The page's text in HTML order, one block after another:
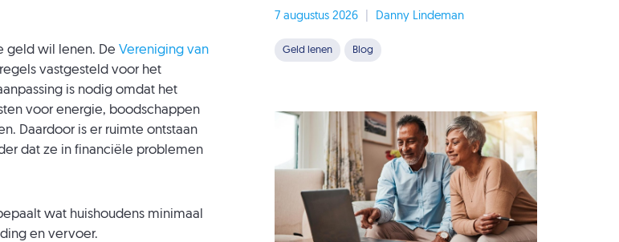
geld wil lenen. De Vereniging van
vastgesteld voor het
is nodig omdat het
voor energie, boodschappen
Daardoor is er ruimte ontstaan
dat ze in financiële problemen
wat huishoudens minimaal
en vervoer.
7 augustus 2026 Danny Lindeman
Geld lenen Blog